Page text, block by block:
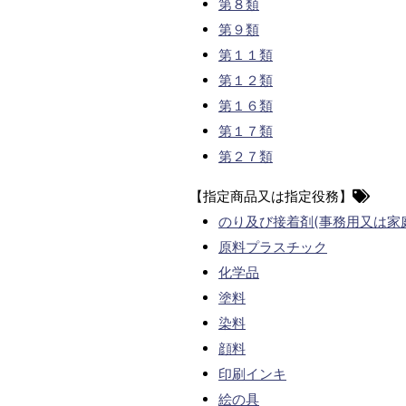
第８類
第９類
第１１類
第１２類
第１６類
第１７類
第２７類
【指定商品又は指定役務】
のり及び接着剤(事務用又は家
原料プラスチック
化学品
塗料
染料
顔料
印刷インキ
絵の具